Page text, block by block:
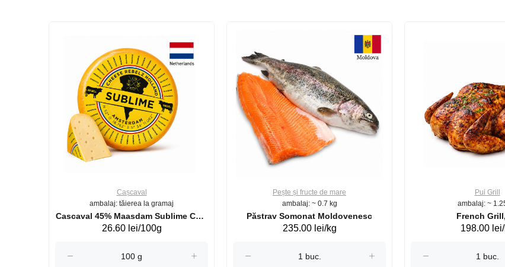
Cașcaval
ambalaj: tăierea la gramaj
Cascaval 45% Maasdam Sublime Cow
(075002)
26.60 lei/100g
Pește și fructe de mare
ambalaj: ~ 0.7 kg
Păstrav Somonat Moldovenesc
235.00 lei/kg
Pui Grill
ambalaj: ~
French
198.00